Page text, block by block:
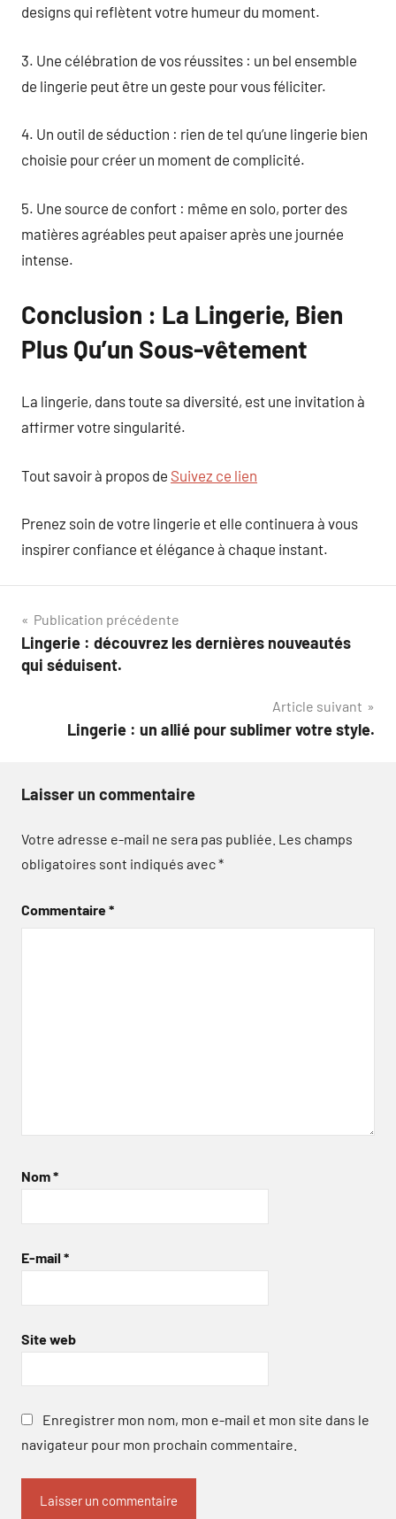
designs qui reflètent votre humeur du moment.
3. Une célébration de vos réussites : un bel ensemble
de lingerie peut être un geste pour vous féliciter.
4. Un outil de séduction : rien de tel qu’une lingerie bien
choisie pour créer un moment de complicité.
5. Une source de confort : même en solo, porter des
matières agréables peut apaiser après une journée
intense.
Conclusion : La Lingerie, Bien
Plus Qu’un Sous-vêtement
La lingerie, dans toute sa diversité, est une invitation à
affirmer votre singularité.
Tout savoir à propos de Suivez ce lien
Prenez soin de votre lingerie et elle continuera à vous
inspirer confiance et élégance à chaque instant.
Navigation
de
Publication précédente
Lingerie : découvrez les dernières nouveautés
qui séduisent.
Article suivant
Lingerie : un allié pour sublimer votre style.
Laisser un commentaire
Votre adresse e-mail ne sera pas publiée. Les champs
obligatoires sont indiqués avec*
Commentaire*
Nom*
E-mail *
Site web
Enregistrer mon nom, mon e-mail et mon site dans le
navigateur pour mon prochain commentaire.